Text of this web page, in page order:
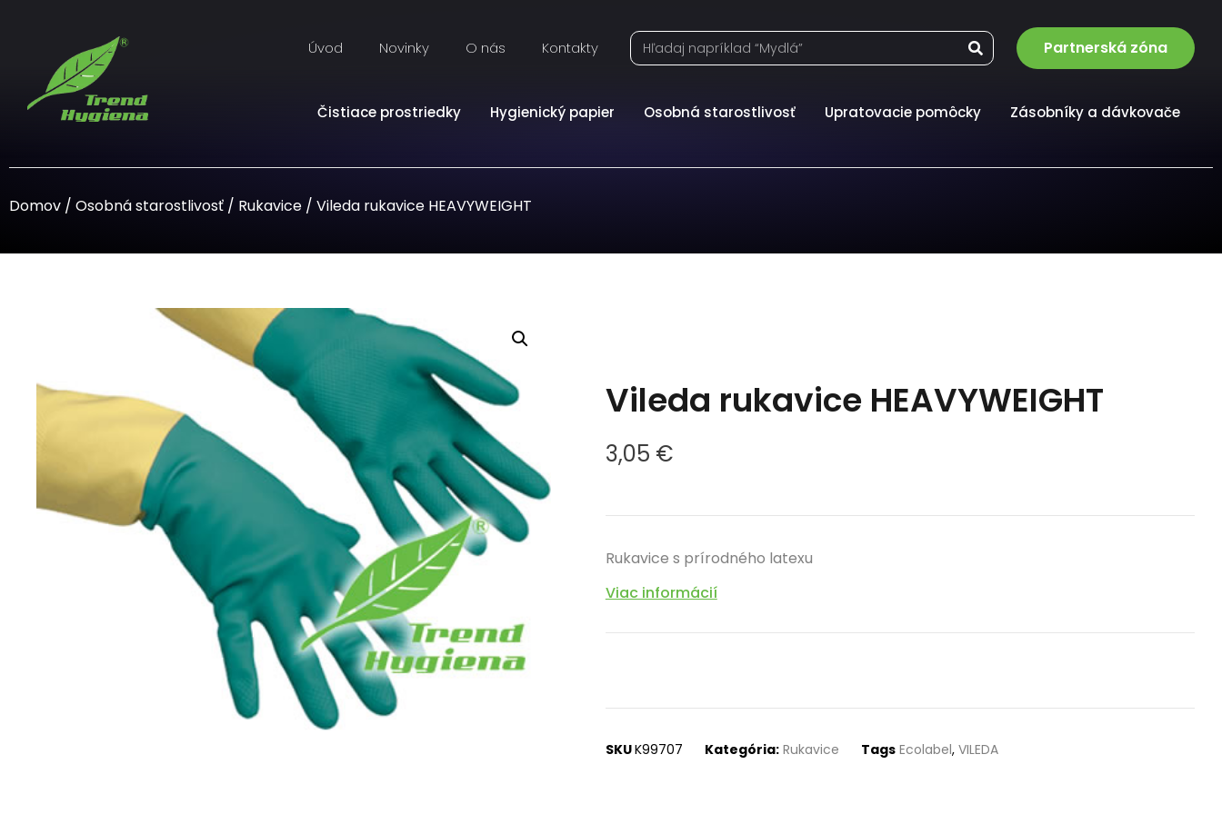
Úvod Novinky O nás Kontakty Partnerská zóna
Čistiace prostriedky Hygienický papier Osobná starostlivosť Upratovacie pomôcky Zásobníky a dávkovače
Domov / Osobná starostlivosť / Rukavice / Vileda rukavice HEAVYWEIGHT
Vileda rukavice HEAVYWEIGHT
3,05 €
Rukavice s prírodného latexu
Viac informácií
SKUK99707 Kategória: Rukavice Tags Ecolabel, VILEDA